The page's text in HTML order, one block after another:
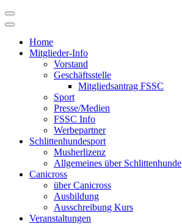
Skip
to
Home
Mitglieder-Info
Vorstand
Geschäftsstelle
Mitgliedsantrag FSSC
Sport
Presse/Medien
FSSC Info
Werbepartner
Schlittenhundesport
Musherlizenz
Allgemeines über Schlittenhunde
Canicross
über Canicross
Ausbildung
Ausschreibung Kurs
Veranstaltungen